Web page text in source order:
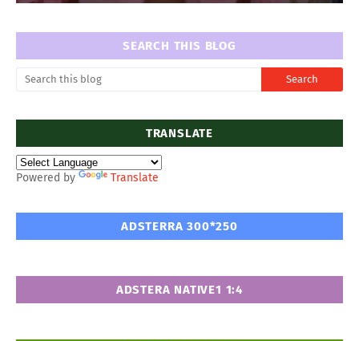
SEARCH THIS BLOG
TRANSLATE
Powered by Translate
ADSTERRA 300*250
ADSTERA NATIVE1 1:4